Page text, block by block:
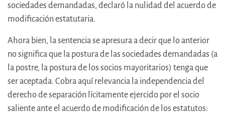
sociedades demandadas, declaró la nulidad del acuerdo de
modificación estatutaria.
Ahora bien, la sentencia se apresura a decir que lo anterior
no significa que la postura de las sociedades demandadas (a
la postre, la postura de los socios mayoritarios) tenga que
ser aceptada. Cobra aquí relevancia la independencia del
derecho de separación lícitamente ejercido por el socio
saliente ante el acuerdo de modificación de los estatutos: